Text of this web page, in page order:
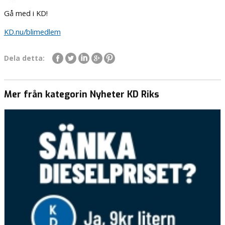
Gå med i KD!
KD.nu/blimedlem
Dela detta:
Mer från kategorin Nyheter KD Riks